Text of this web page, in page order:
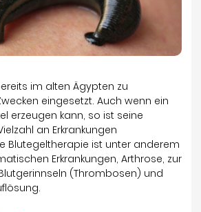
im alten Ägypten zu
eingesetzt. Auch wenn ein
erzeugen kann, so ist seine
an Erkrankungen
Blutegeltherapie ist unter anderem
Erkrankungen, Arthrose, zur
(Thrombosen) und